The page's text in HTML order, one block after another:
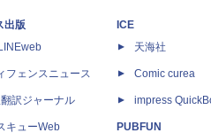
出版
フェンスニュース
訳ジャーナル
キューWeb
ICE
天海社
Comic curea
impress
PUBFUN